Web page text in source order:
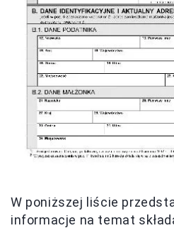
W poniższej liście
informacje na temat